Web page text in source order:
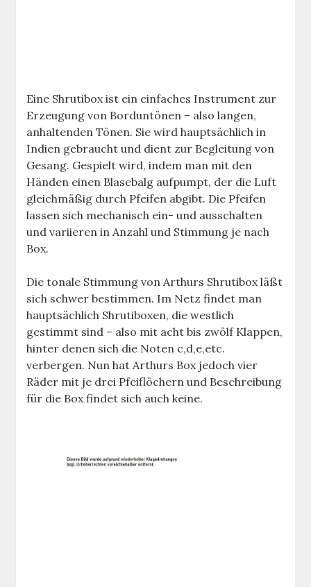
Eine Shrutibox ist ein einfaches Instrument zur
Erzeugung von Borduntönen – also langen,
anhaltenden Tönen. Sie wird hauptsächlich in
Indien gebraucht und dient zur Begleitung von
Gesang. Gespielt wird, indem man mit den
Händen einen Blasebalg aufpumpt, der die Luft
gleichmäßig durch Pfeifen abgibt. Die Pfeifen
lassen sich mechanisch ein- und ausschalten
und variieren in Anzahl und Stimmung je nach
Box.
Die tonale Stimmung von Arthurs Shrutibox läßt
sich schwer bestimmen. Im Netz findet man
hauptsächlich Shrutiboxen, die westlich
gestimmt sind – also mit acht bis zwölf Klappen,
hinter denen sich die Noten c,d,e,etc.
verbergen. Nun hat Arthurs Box jedoch vier
Räder mit je drei Pfeiflöchern und Beschreibung
für die Box findet sich auch keine.